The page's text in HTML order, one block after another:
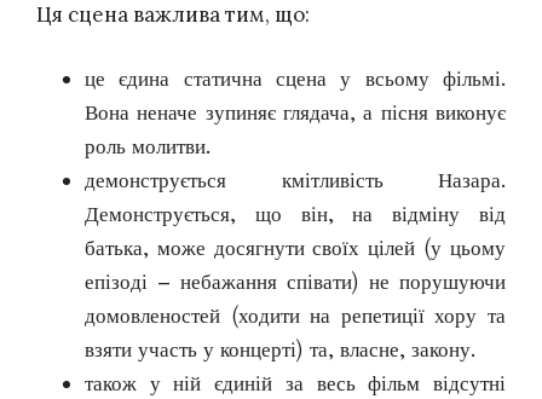
Ця сцена важлива тим, що:
це єдина статична сцена у всьому фільмі.
Вона неначе зупиняє глядача, а пісня виконує
роль молитви.
демонструється кмітливість Назара.
Демонструється, що він, на відміну від
батька, може досягнути своїх цілей (у цьому
епізоді – небажання співати) не порушуючи
домовленостей (ходити на репетиції хору та
взяти участь у концерті) та, власне, закону.
також у ній єдиній за весь фільм відсутні